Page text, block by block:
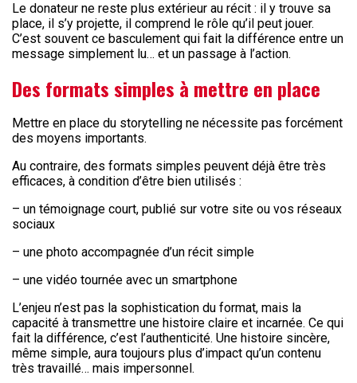
Le donateur ne reste plus extérieur au récit : il y trouve sa
place, il s’y projette, il comprend le rôle qu’il peut jouer.
C’est souvent ce basculement qui fait la différence entre un
message simplement lu… et un passage à l’action.
Des formats simples à mettre en place
Mettre en place du storytelling ne nécessite pas forcément
des moyens importants.
Au contraire, des formats simples peuvent déjà être très
efficaces, à condition d’être bien utilisés :
– un témoignage court, publié sur votre site ou vos réseaux
sociaux
– une photo accompagnée d’un récit simple
– une vidéo tournée avec un smartphone
L’enjeu n’est pas la sophistication du format, mais la
capacité à transmettre une histoire claire et incarnée. Ce qui
fait la différence, c’est l’authenticité. Une histoire sincère,
même simple, aura toujours plus d’impact qu’un contenu
très travaillé… mais impersonnel.